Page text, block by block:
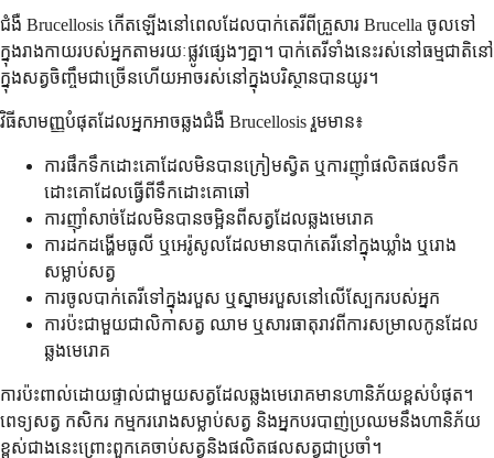
ជំងឺ Brucellosis កើតឡើងនៅពេលដែលបាក់តេរីពីគ្រួសារ Brucella ចូលទៅ
ក្នុងរាងកាយរបស់អ្នកតាមរយៈផ្លូវផ្សេងៗគ្នា។ បាក់តេរីទាំងនេះរស់នៅធម្មជាតិនៅ
ក្នុងសត្វចិញ្ចឹមជាច្រើនហើយអាចរស់នៅក្នុងបរិស្ថានបានយូរ។
វិធីសាមញ្ញបំផុតដែលអ្នកអាចឆ្លងជំងឺ Brucellosis រួមមាន៖
ការផឹកទឹកដោះគោដែលមិនបានក្រៀមស្វិត ឬការញ៉ាំផលិតផលទឹក
ដោះគោដែលធ្វើពីទឹកដោះគោឆៅ
ការញ៉ាំសាច់ដែលមិនបានចម្អិនពីសត្វដែលឆ្លងមេរោគ
ការដកដង្ហើមធូលី ឬអេរ៉ូសូលដែលមានបាក់តេរីនៅក្នុងឃ្លាំង ឬរោង
សម្លាប់សត្វ
ការចូលបាក់តេរីទៅក្នុងរបួស ឬស្នាមរបួសនៅលើស្បែករបស់អ្នក
ការប៉ះជាមួយជាលិកាសត្វ ឈាម ឬសារធាតុរាវពីការសម្រាលកូនដែល
ឆ្លងមេរោគ
ការប៉ះពាល់ដោយផ្ទាល់ជាមួយសត្វដែលឆ្លងមេរោគមានហានិភ័យខ្ពស់បំផុត។
ពេទ្យសត្វ កសិករ កម្មកររោងសម្លាប់សត្វ និងអ្នកបរបាញ់ប្រឈមនឹងហានិភ័យ
ខ្ពស់ជាងនេះព្រោះពួកគេចាប់សត្វនិងផលិតផលសត្វជាប្រចាំ។